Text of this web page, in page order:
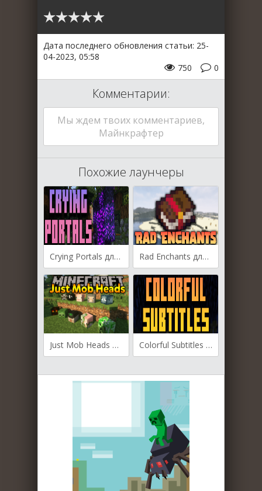
Дата последнего обновления статьи: 25-
04-2023, 05:58
0
750
Комментарии:
Мы ждем твоих комментариев,
Майнкрафтер
Похожие лаунчеры
Crying Portals для Майнкрафт [1.19.4, 1.19.3, 1.19.2] Rad Enchants для Майнкрафт [1.16.5, 1.12.2]
Just Mob Heads для Майнкрафт [1.19.3, 1.19.2, 1.18.2] Colorful Subtitles для Майнкрафт [1.19.3, 1.19.2]